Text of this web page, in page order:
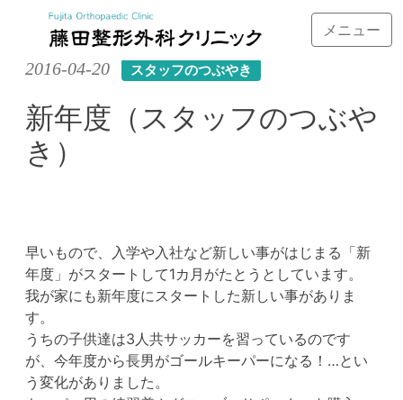
メニュー
2016-04-20 スタッフのつぶやき
新年度（スタッフのつぶや
き）
早いもので、入学や入社など新しい事がはじまる「新
年度」がスタートして1カ月がたとうとしています。
我が家にも新年度にスタートした新しい事がありま
す。
うちの子供達は3人共サッカーを習っているのです
が、今年度から長男がゴールキーパーになる！…とい
う変化がありました。